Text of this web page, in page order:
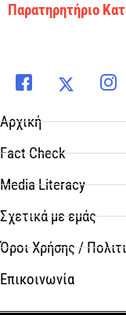
Παρατηρητήριο
Αρχική
Fact Check
Media Literacy
Σχετικά με εμάς
Όροι Χρήσης /
Επικοινωνία